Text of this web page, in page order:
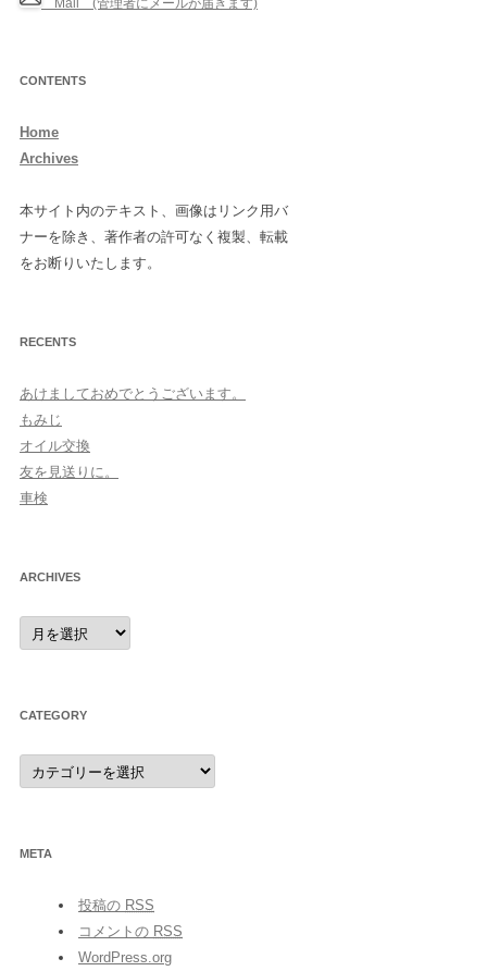
CONTENTS
Home
Archives
本サイト内のテキスト、画像はリンク用バ
ナーを除き、著作者の許可なく複製、転載
をお断りいたします。
RECENTS
あけましておめでとうございます。
もみじ
オイル交換
友を見送りに。
車検
ARCHIVES
archives
CATEGORY
category
META
投稿の RSS
コメントの RSS
WordPress.org